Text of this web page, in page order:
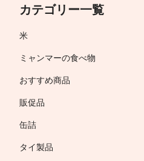
カテゴリー一覧
米
ミャンマーの食べ物
おすすめ商品
販促品
缶詰
タイ製品